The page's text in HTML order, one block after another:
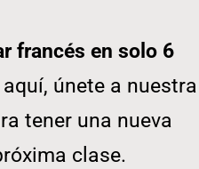
francés en solo 6
únete a nuestra
tener una nueva
clase.